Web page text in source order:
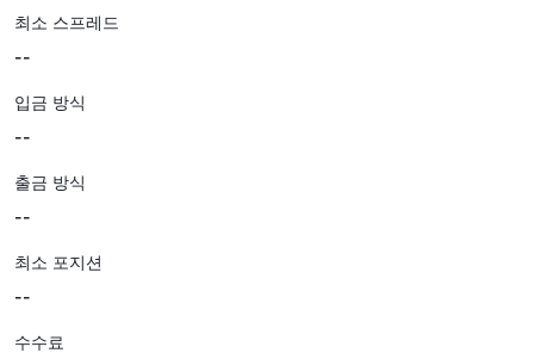
최소 스프레드
--
입금 방식
--
출금 방식
--
최소 포지션
--
수수료